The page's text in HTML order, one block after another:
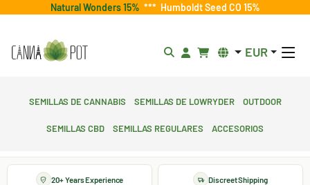
Natural Wonders 15% *** Humboldt Seed CO 15%
EUR
Semillas de cannabis Semillas de lowryder Outdoor
Semillas CBD Semillas regulares Accesorios
20+ Years Experience Discreet Shipping